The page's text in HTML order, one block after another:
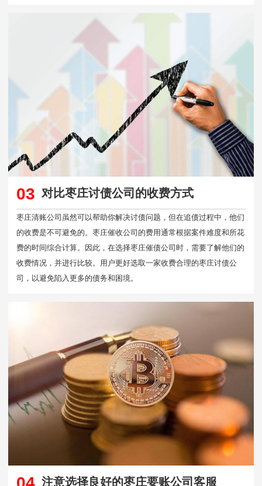
03 对比枣庄讨债公司的收费方式
枣庄清账公司虽然可以帮助你解决讨债问题，但在追债过程中，他们
的收费是不可避免的。枣庄催收公司的费用通常根据案件难度和所花
费的时间综合计算。因此，在选择枣庄催债公司时，需要了解他们的
收费情况，并进行比较。用户更好选取一家收费合理的枣庄讨债公
司，以避免陷入更多的债务和困境。
注意选择良好的枣庄要账公司客服